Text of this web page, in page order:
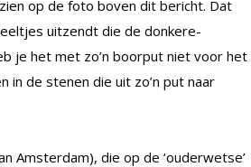
op de foto boven dit bericht. Dat
uitzendt die de donkere-
je het met zo’n boorput niet voor het
in de stenen die uit zo’n put naar
Amsterdam), die op de ‘ouderwetse’